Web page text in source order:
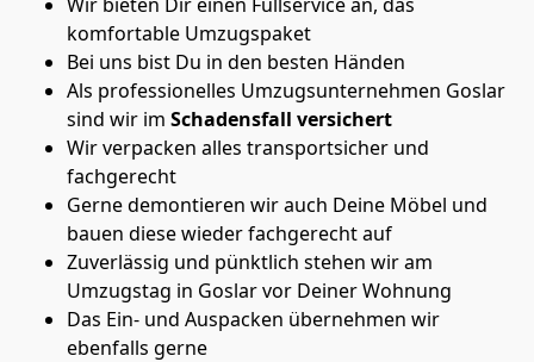
komfortable Umzugspaket
Bei uns bist Du in den besten Händen
Als professionelles Umzugsunternehmen Goslar
sind wir im Schadensfall versichert
Wir verpacken alles transportsicher und
fachgerecht
Gerne demontieren wir auch Deine Möbel und
bauen diese wieder fachgerecht auf
Zuverlässig und pünktlich stehen wir am
Umzugstag in Goslar vor Deiner Wohnung
Das Ein- und Auspacken übernehmen wir
ebenfalls gerne